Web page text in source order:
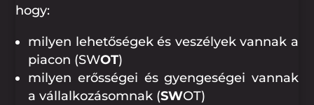
hogy:
milyen lehetőségek és veszélyek vannak a
piacon (SWOT)
milyen erősségei és gyengeségei vannak
a vállalkozásomnak (SWOT)